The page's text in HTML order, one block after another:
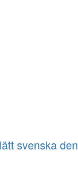
svenska den